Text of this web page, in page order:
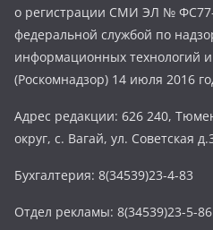
о регистрации СМИ ЭЛ №
федеральной службой по
информационных технологий
(Роскомнадзор) 14 июля 2016
Адрес редакции: 626 240,
округ, с. Вагай, ул. Советская
Бухгалтерия: 8(34539)23-4-83
Отдел рекламы: 8(34539)23-5-86